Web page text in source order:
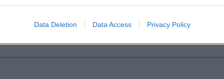
Data Deletion Data Access Privacy Policy
κινείται η αγορά
οι ειδήσεις